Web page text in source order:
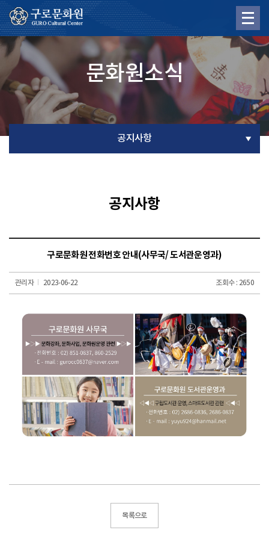
문화원소식
공지사항
공지사항
구로문화원 전화번호 안내(사무국/ 도서관운영과)
관리자 2023-06-22 조회수 : 2650
목록으로